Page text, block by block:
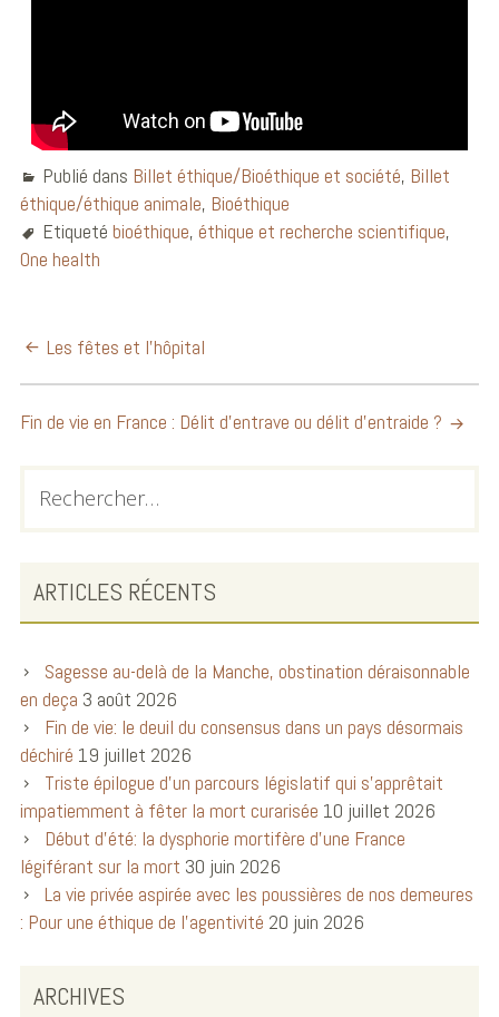
Publié dans Billet éthique/Bioéthique et société, Billet
éthique/éthique animale, Bioéthique
Etiqueté bioéthique, éthique et recherche scientifique,
One health
Les fêtes et l’hôpital
Fin de vie en France : Délit d’entrave ou délit d’entraide ?
ARTICLES RÉCENTS
Sagesse au-delà de la Manche, obstination déraisonnable
en deça 3 août 2026
Fin de vie: le deuil du consensus dans un pays désormais
déchiré 19 juillet 2026
Triste épilogue d’un parcours législatif qui s’apprêtait
impatiemment à fêter la mort curarisée 10 juillet 2026
Début d’été: la dysphorie mortifère d’une France
légiférant sur la mort 30 juin 2026
La vie privée aspirée avec les poussières de nos demeures
: Pour une éthique de l’agentivité 20 juin 2026
ARCHIVES